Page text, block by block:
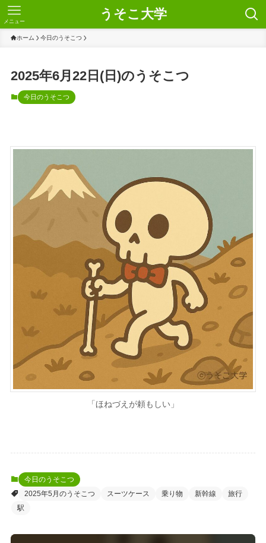
うそこ大学
メニュー
ホーム 今日のうそこつ
2025年6月22日(日)のうそこつ
今日のうそこつ
「ほねづえが頼もしい」
今日のうそこつ
2025年5月のうそこつ
スーツケース 乗り物 新幹線
旅行
駅